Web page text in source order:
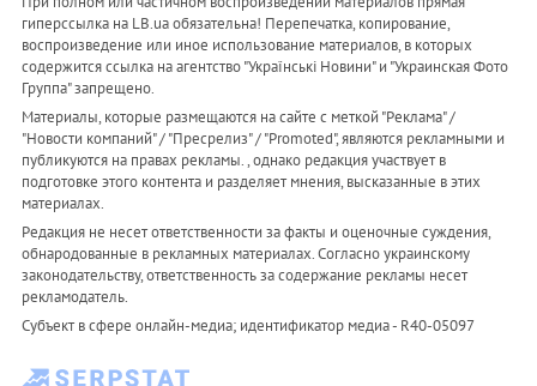
гиперссылка на LB.ua обязательна! Перепечатка, копирование,
воспроизведение или иное использование материалов, в которых
содержится ссылка на агентство "Українськi Новини" и "Украинская Фото
Группа" запрещено.
Материалы, которые размещаются на сайте с меткой "Реклама" /
"Новости компаний" / "Пресрелиз" / "Promoted", являются рекламными и
публикуются на правах рекламы. , однако редакция участвует в
подготовке этого контента и разделяет мнения, высказанные в этих
материалах.
Редакция не несет ответственности за факты и оценочные суждения,
обнародованные в рекламных материалах. Согласно украинскому
законодательству, ответственность за содержание рекламы несет
рекламодатель.
Субъект в сфере онлайн-медиа; идентификатор медиа - R40-05097